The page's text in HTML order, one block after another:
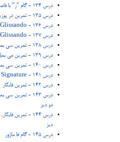
درس 134 - گام "ر" با فاصله سوم
درس 135 - تمرین در پوزیسیون سوم در گام "ر"
درس 136 - Glissando در سیم لا
درس 137 - Glissando در سیم می
درس 138 - تمرین سی بمل B flat
درس 139 - تمرین می بمل, ♭E یا همان E flat
درس 140 - تمرین سی بمل 2 B flat
درس 141 - Key Signature
درس 142 - تمرین فابکار
درس 143 - تمرین
دو دیز
درس 144 - تمرین
دیز
درس 145 - گام فا ماژور